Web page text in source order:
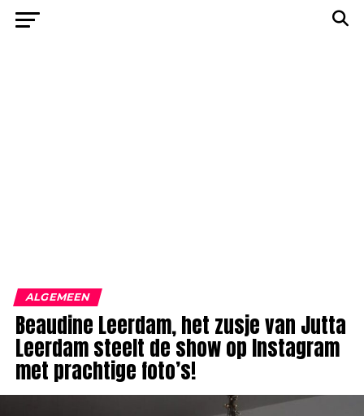
ALGEMEEN
Beaudine Leerdam, het zusje van Jutta
Leerdam steelt de show op Instagram
met prachtige foto’s!